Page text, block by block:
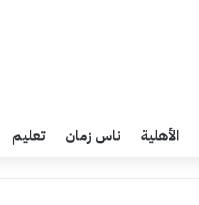
الأهلية ناس زمان تعليم